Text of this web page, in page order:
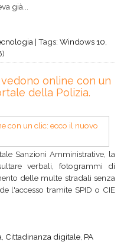
già...
| Tags: Windows 10
online con un
della Polizia.
Sanzioni Amministrative, la
verbali, fotogrammi di
delle multe stradali senza
l'accesso tramite SPID o CIE
Cittadinanza digitale PA